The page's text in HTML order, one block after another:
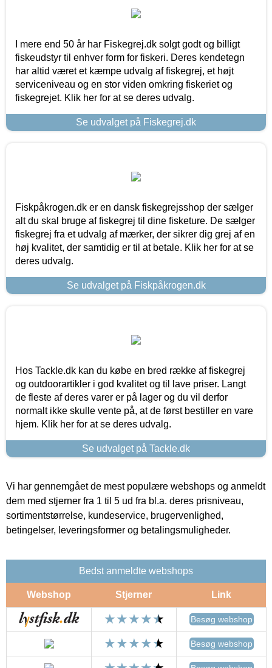
I mere end 50 år har Fiskegrej.dk solgt godt og billigt
fiskeudstyr til enhver form for fiskeri. Deres kendetegn
har altid været et kæmpe udvalg af fiskegrej, et højt
serviceniveau og en stor viden omkring fiskeriet og
fiskegrejet. Klik her for at se deres udvalg.
Se udvalget på Fiskegrej.dk
Fiskpåkrogen.dk er en dansk fiskegrejsshop der sælger
alt du skal bruge af fiskegrej til dine fisketure. De sælger
fiskegrej fra et udvalg af mærker, der sikrer dig grej af en
høj kvalitet, der samtidig er til at betale. Klik her for at se
deres udvalg.
Se udvalget på Fiskpåkrogen.dk
Hos Tackle.dk kan du købe en bred række af fiskegrej
og outdoorartikler i god kvalitet og til lave priser. Langt
de fleste af deres varer er på lager og du vil derfor
normalt ikke skulle vente på, at de først bestiller en vare
hjem. Klik her for at se deres udvalg.
Se udvalget på Tackle.dk
Vi har gennemgået de mest populære webshops og anmeldt
dem med stjerner fra 1 til 5 ud fra bl.a. deres prisniveau,
sortimentstørrelse, kundeservice, brugervenlighed,
betingelser, leveringsformer og betalingsmuligheder.
Bedst anmeldte webshops
Webshop Stjerner Link
Besøg webshop
Besøg webshop